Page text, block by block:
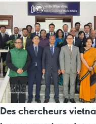
Des chercheurs